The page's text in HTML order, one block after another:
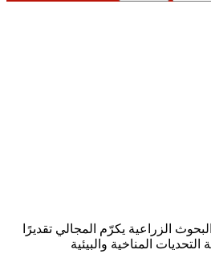
الزراعية يكرّم المجالي تقديرًا
المناخية والبيئية